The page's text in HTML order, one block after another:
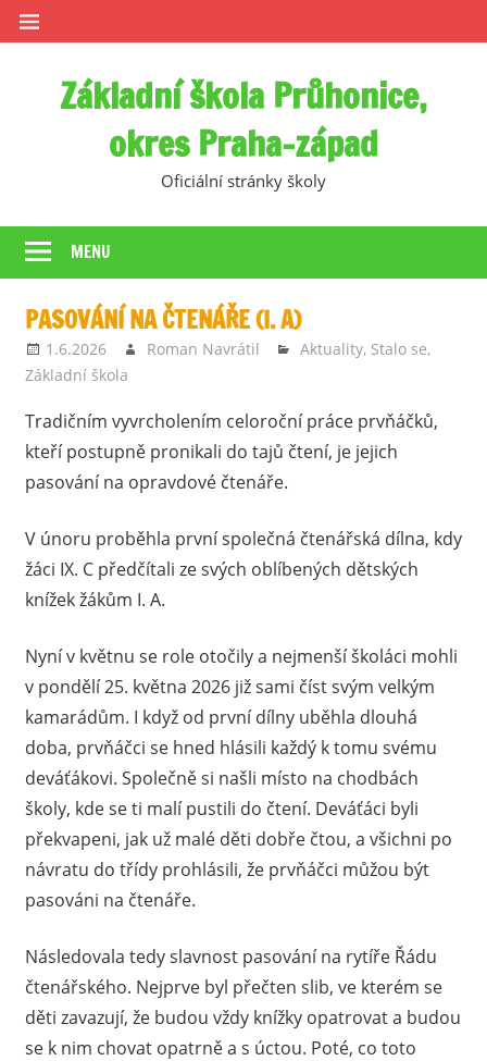
Skip
to
Základní škola Průhonice,
okres Praha-západ
Oficiální stránky školy
MENU
PASOVÁNÍ NA ČTENÁŘE (I. A)
1.6.2026 Roman Navrátil Aktuality, Stalo se,
Základní škola
Tradičním vyvrcholením celoroční práce prvňáčků,
kteří postupně pronikali do tajů čtení, je jejich
pasování na opravdové čtenáře.
V únoru proběhla první společná čtenářská dílna, kdy
žáci IX. C předčítali ze svých oblíbených dětských
knížek žákům I. A.
Nyní v květnu se role otočily a nejmenší školáci mohli
v pondělí 25. května 2026 již sami číst svým velkým
kamarádům. I když od první dílny uběhla dlouhá
doba, prvňáčci se hned hlásili každý k tomu svému
deváťákovi. Společně si našli místo na chodbách
školy, kde se ti malí pustili do čtení. Deváťáci byli
překvapeni, jak už malé děti dobře čtou, a všichni po
návratu do třídy prohlásili, že prvňáčci můžou být
pasováni na čtenáře.
Následovala tedy slavnost pasování na rytíře Řádu
čtenářského. Nejprve byl přečten slib, ve kterém se
děti zavazují, že budou vždy knížky opatrovat a budou
se k nim chovat opatrně a s úctou. Poté, co toto